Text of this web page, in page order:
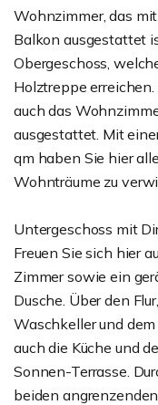
Wohnzimmer, das
Balkon ausgestattet
Obergeschoss,
Holztreppe
auch das
ausgestattet. Mit
qm haben Sie hier
Wohnträume zu
Untergeschoss mit
Freuen Sie sich hier
Zimmer sowie ein
Dusche. Über den
Waschkeller und
auch die Küche und
Sonnen-Terrasse.
beiden